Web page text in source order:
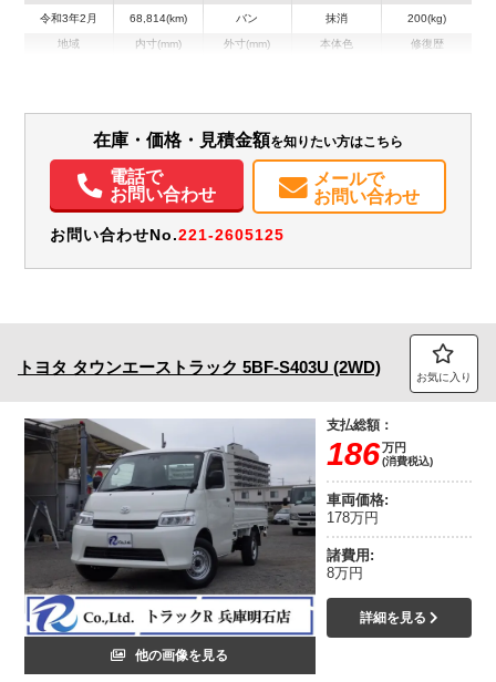
令和3年2月 68,814(km) バン 抹消 200(kg)
地域 内寸(mm) 外寸(mm) 本体色 修復歴
在庫・価格・見積金額を知りたい方はこちら
電話で
お問い合わせ
メールで
お問い合わせ
お問い合わせNo.221-2605125
トヨタ タウンエーストラック 5BF-S403U (2WD) お気に入り
他の画像を見る
支払総額：
186万円
(消費税込)
車両価格:
178万円
諸費用:
8万円
詳細を見る